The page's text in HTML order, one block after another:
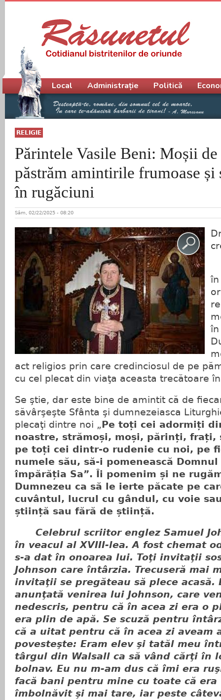
RELIGIE
Părintele Vasile Beni: Moșii de
păstrăm amintirile frumoase și
în rugăciuni
Sâm, 02/22/2025 - 08:20
în
în
act religios prin care credinciosul de pe
cu cel plecat din viaţa aceasta trecătoare
Se ştie, dar este bine de amintit că de
săvârşeşte Sfânta şi dumnezeiasca
plecaţi dintre noi „ Pe toți cei adormiți
noastre, strămoși, moși, părinți, frați,
pe toți cei dintr-o rudenie cu noi, pe
numele său, să-i pomenească
împărăția Sa”. Îi pomenim și ne
Dumnezeu ca să le ierte păcate pe
cuvântul, lucrul cu gândul, cu voie
știință sau fără de știință.
Celebrul scriitor englez Samuel
în veacul al XVIII-lea. A fost chemat
s-a dat în onoarea lui. Toţi invitaţii
Johnson care întârzia. Trecuseră mai
invitaţii se pregăteau să plece acasă.
anunţată venirea lui Johnson, care
nedescris, pentru că în acea zi era o
era plin de apă. Se scuză pentru
că a uitat pentru că în acea zi aveam
povesteşte: Eram elev şi tatăl meu
târgul din Walsall ca să vând cărţi în
bolnav. Eu nu m-am dus că îmi era
facă bani pentru mine cu toate că era
îmbolnăvit şi mai tare, iar peste
Meniu principal
Local Administrație Politică